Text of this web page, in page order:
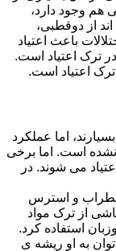
هم وجود دارد،
از دوقطبی،
باعث اعتیاد
ترک اعتیاد است.
اعتیاد است.
اما عملکرد
است. اما برخی
می شوند. در
و استرس
از ترک مواد
استفاده کرد.
به او ریشه ی